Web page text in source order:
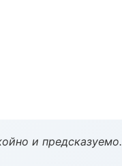
и предсказуемо.